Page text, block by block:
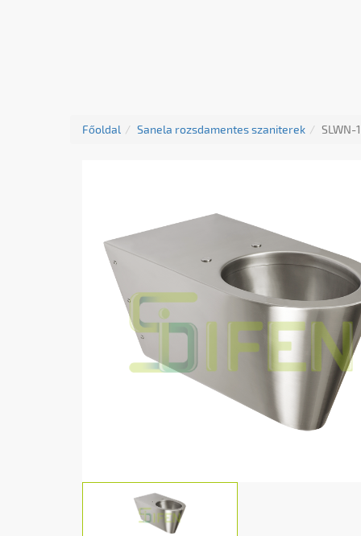
Főoldal Sanela rozsdamentes szaniterek SLWN-